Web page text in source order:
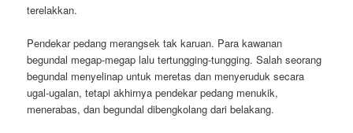
terelakkan.
Pendekar pedang merangsek tak karuan. Para kawanan
begundal megap-megap lalu tertungging-tungging. Salah seorang
begundal menyelinap untuk meretas dan menyeruduk secara
ugal-ugalan, tetapi akhirnya pendekar pedang menukik,
menerabas, dan begundal dibengkolang dari belakang.